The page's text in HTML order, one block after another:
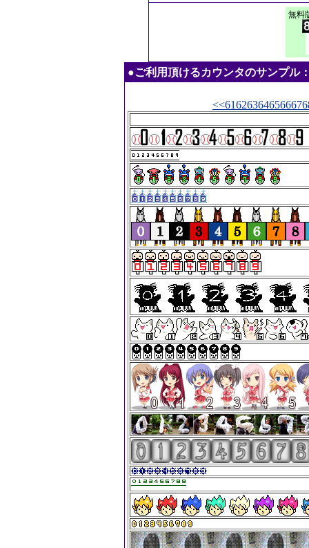
無料
●ご利用頂けるカウンタのサンプル
<<61626364656667